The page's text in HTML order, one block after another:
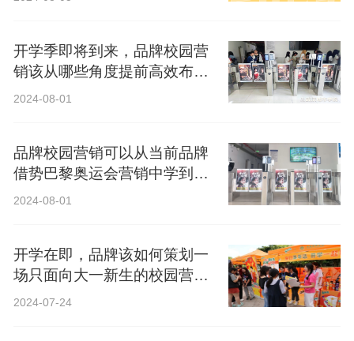
开学季即将到来，品牌校园营
销该从哪些角度提前高效布
局？
2024-08-01
品牌校园营销可以从当前品牌
借势巴黎奥运会营销中学到什
么？
2024-08-01
开学在即，品牌该如何策划一
场只面向大一新生的校园营
销？
2024-07-24